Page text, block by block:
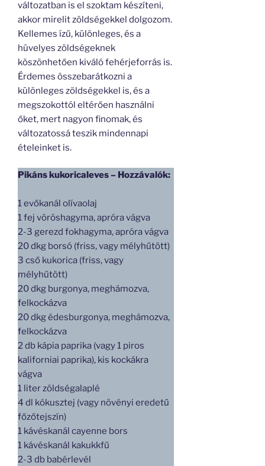
változatban is el szoktam készíteni,
akkor mirelit zöldségekkel dolgozom.
Kellemes ízű, különleges, és a
hüvelyes zöldségeknek
köszönhetően kiváló fehérjeforrás is.
Érdemes összebarátkozni a
különleges zöldségekkel is, és a
megszokottól eltérően használni
őket, mert nagyon finomak, és
változatossá teszik mindennapi
ételeinket is.
Pikáns kukoricaleves – Hozzávalók:
1 evőkanál olívaolaj
1 fej vöröshagyma, apróra vágva
2-3 gerezd fokhagyma, apróra vágva
20 dkg borsó (friss, vagy mélyhűtött)
3 cső kukorica (friss, vagy
mélyhűtött)
20 dkg burgonya, meghámozva,
felkockázva
20 dkg édesburgonya, meghámozva,
felkockázva
2 db kápia paprika (vagy 1 piros
kaliforniai paprika), kis kockákra
vágva
1 liter zöldségalaplé
4 dl kókusztej (vagy növényi eredetű
főzőtejszín)
1 kávéskanál cayenne bors
1 kávéskanál kakukkfű
2-3 db babérlevél